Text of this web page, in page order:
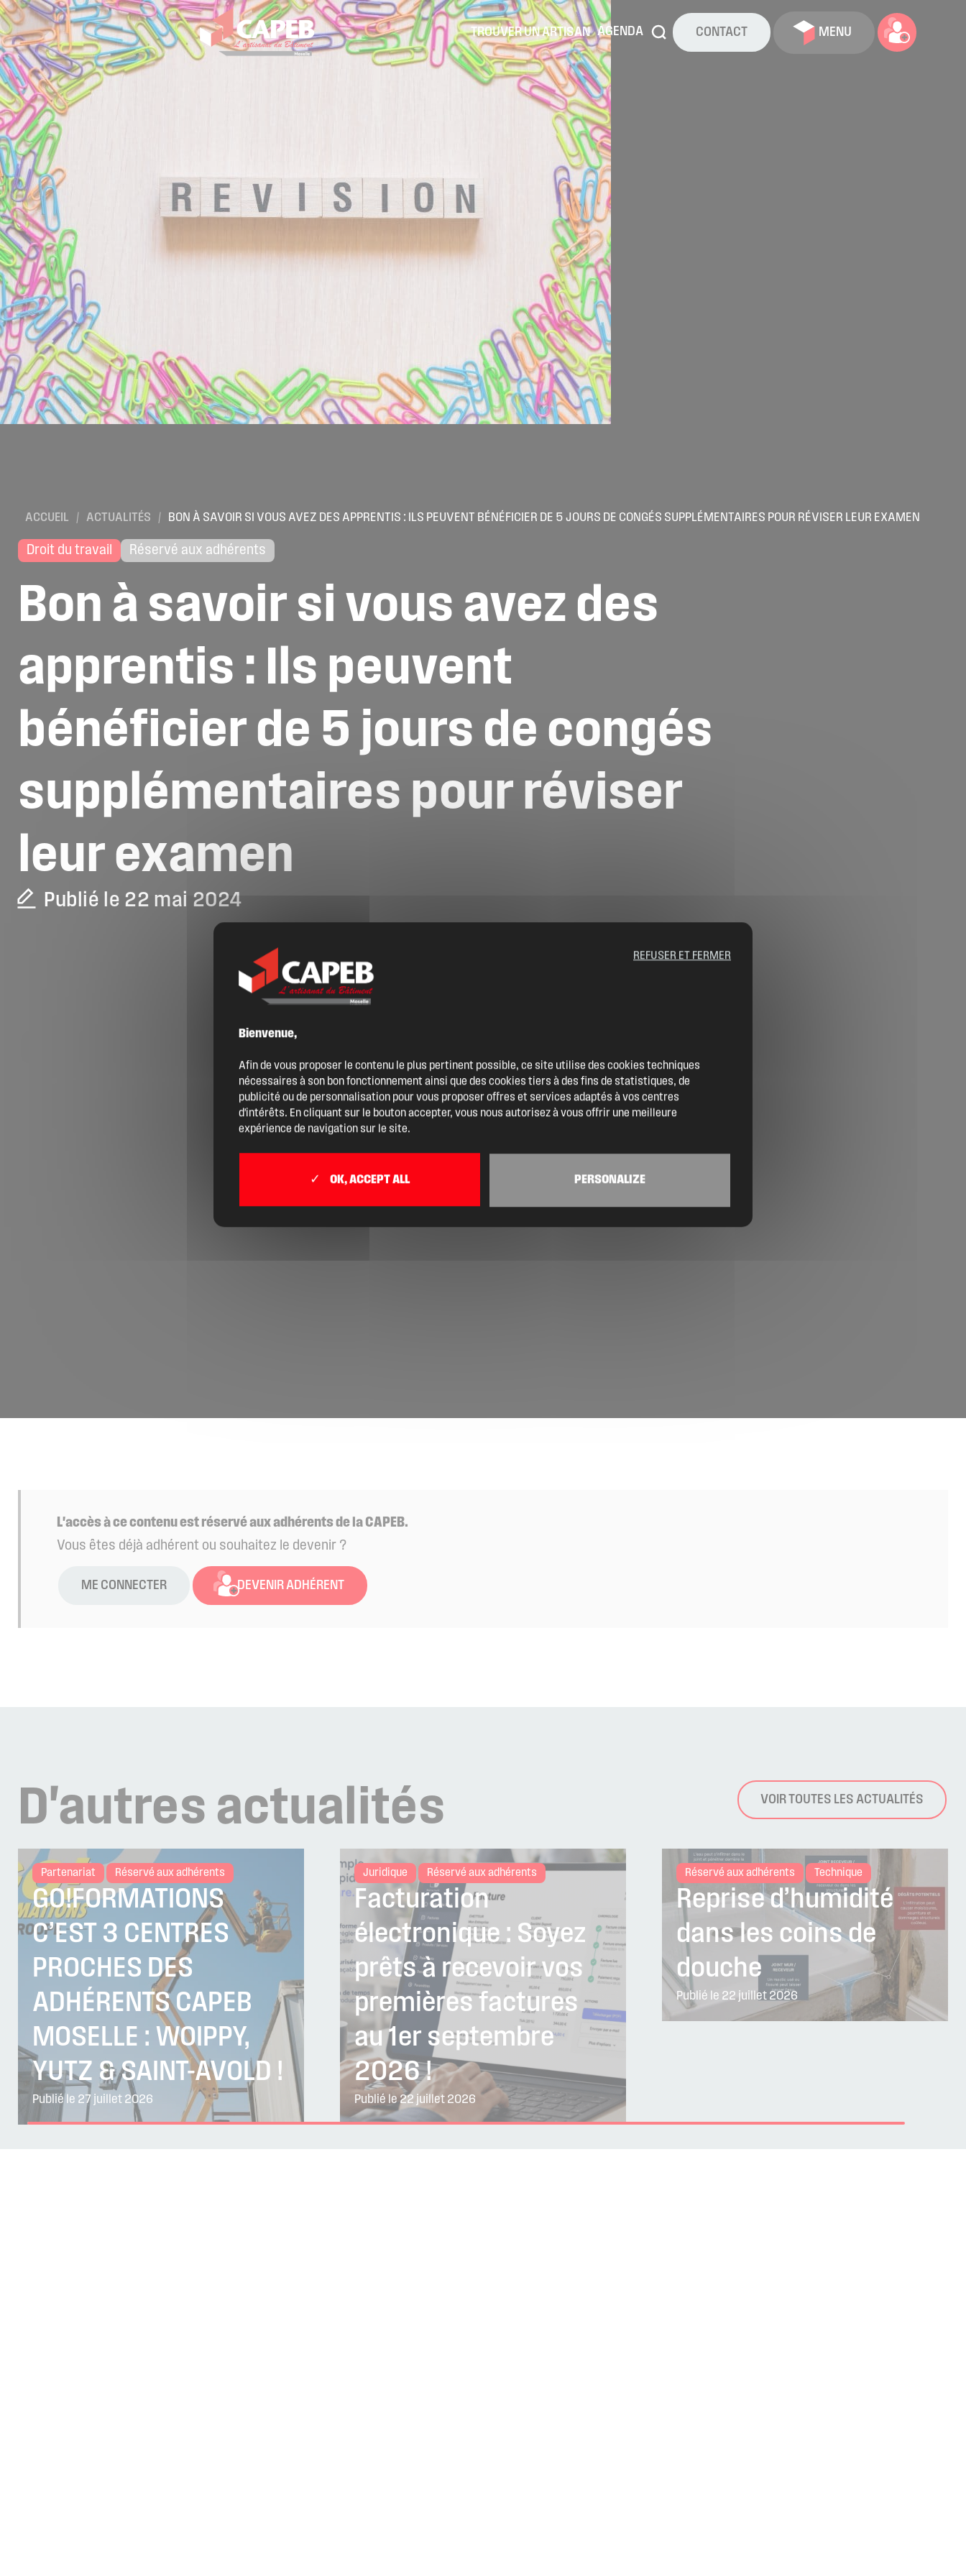
TROUVER UN ARTISAN AGENDA CONTACT MENU
Nos services
Actualités
Boîte à outils
Boutique
Location de salles
Trouver un artisan
Devenir adhérent
Espace adhérent
Billetterie
ACCUEIL / ACTUALITÉS / BON À SAVOIR SI VOUS AVEZ DES APPRENTIS : ILS PEUVENT BÉNÉFICIER DE 5 JOURS DE CONGÉS SUPPLÉMENTAIRES POUR RÉVISER LEUR EXAMEN
Droit du travail Réservé aux adhérents
Bon à savoir si vous avez des
apprentis : Ils peuvent
bénéficier de 5 jours de congés
supplémentaires pour réviser
leurexamen
Publié le 22 mai 2024
L'accès à ce contenu est réservé aux adhérents de la CAPEB.
Vous êtes déjà adhérent ou souhaitez le devenir ?
ME CONNECTER DEVENIR ADHÉRENT
D'autres actualités VOIR TOUTES LES ACTUALITÉS
Partenariat Réservé aux adhérents
GO!FORMATIONS
C’EST 3 CENTRES
PROCHES DES
ADHÉRENTS CAPEB
MOSELLE : WOIPPY,
YUTZ & SAINT-AVOLD !
Publié le 27 juillet 2026
Juridique Réservé aux adhérents
Facturation
électronique : Soyez
prêts à recevoir vos
premières factures
au 1er septembre
2026 !
Publié le 22 juillet 2026
Réservé aux adhérents Technique
Reprise d’humidité
dans les coins de
douche
Publié le 22 juillet 2026
Bienvenue,
Afin de vous proposer le contenu le plus pertinent possible, ce site utilise des cookies techniques
nécessaires à son bon fonctionnement ainsi que des cookies tiers à des fins de statistiques, de
publicité ou de personnalisation pour vous proposer offres et services adaptés à vos centres
d'intérêts. En cliquant sur le bouton accepter, vous nous autorisez à vous offrir une meilleure
expérience de navigation sur le site.
OK, ACCEPT ALL
REFUSER ET FERMER
PERSONALIZE